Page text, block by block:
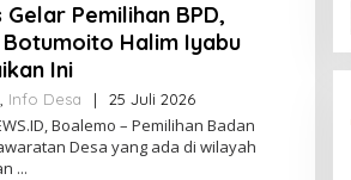
O
S
N
S
Gelar Pemilihan BPD,
Botumoito Halim Iyabu
Ini
Info Desa | 25 Juli 2026O
E
H
Boalemo – Pemilihan Badan
Desa yang ada di wilayah